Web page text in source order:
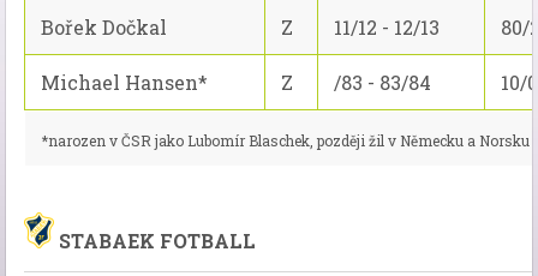
Bořek Dočkal Z 11/12 - 12/13 80/
Michael Hansen* Z /83 - 83/84 10/
*narozen v ČSR jako Lubomír Blaschek, později žil v Německu a Norsku
STABAEK FOTBALL